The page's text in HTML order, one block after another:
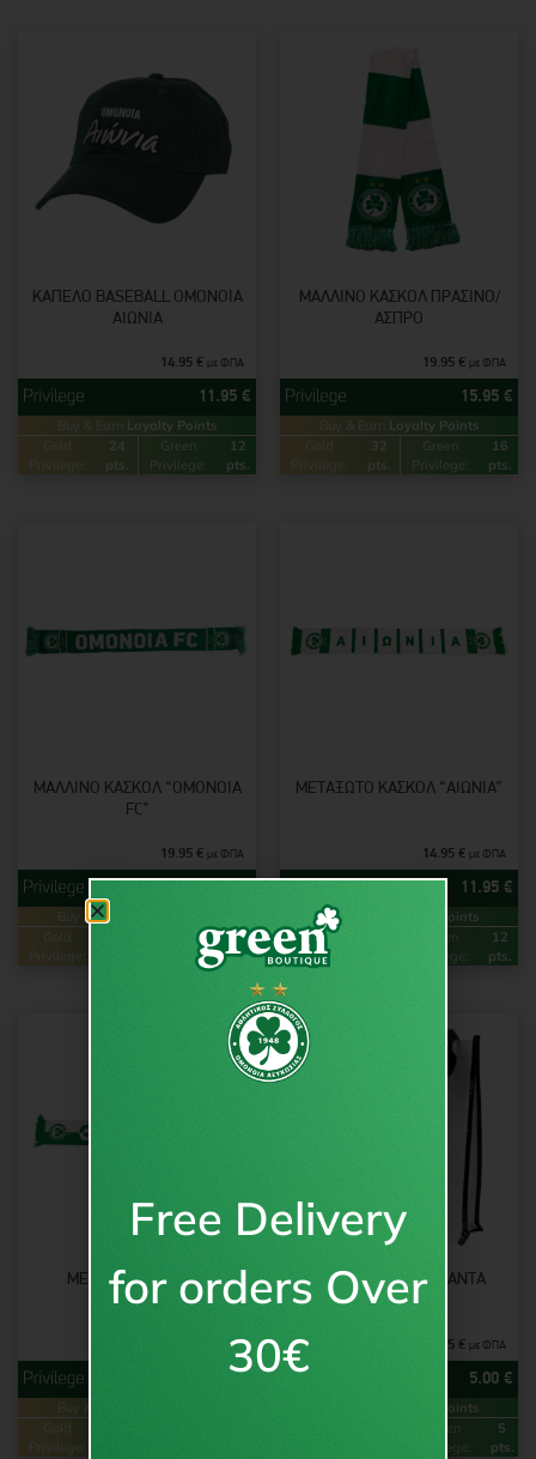
ΚΑΠΈΛΟ BASEBALL ΟΜΌΝΟΙΑ
ΑΙΏΝΙΑ
14.95 € με ΦΠΑ
11.95 €
Buy & Earn Loyalty Points
Gold
Privilege:
24
pts.
Green
Privilege:
12
pts.
MΆΛΛΙΝΟ ΚΑΣΚΌΛ ΠΡΑΣΙΝΟ/
ΑΣΠΡΟ
19.95 € με ΦΠΑ
15.95 €
Buy & Earn Loyalty Points
Gold
Privilege:
32
pts.
Green
Privilege:
16
pts.
ΜΆΛΛΙΝΟ ΚΑΣΚΌΛ “OMONOIA
FC”
19.95 € με ΦΠΑ
Buy & Earn
Gold
Privilege:
Green
Privilege:
16
pts.
ΜΕΤΑΞΩΤΌ ΚΑΣΚΌΛ “AIΩNIA”
14.95 € με ΦΠΑ
11.95 €
Buy & Earn
Loyalty Points
Gold
Privilege:
Green
Privilege:
12
pts.
ΜΕΤΑΞΩΤΌ ΚΑΣΚΌΛ
“OMONOIA”
με ΦΠΑ
Buy & Earn
Gold
Privilege:
ΑΝΑΚΥΚΛΏΣΙΜΗ ΤΣΆΝΤΑ
(ΆΣΠΡΗ)
6.25 € με ΦΠΑ
5.00 €
Loyalty Points
Green
Privilege:
5
pts.
Free Delivery
for orders Over
30€